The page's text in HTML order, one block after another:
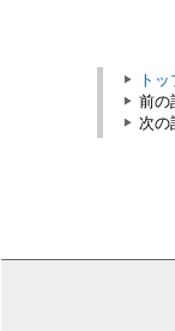
ト
前の
次の